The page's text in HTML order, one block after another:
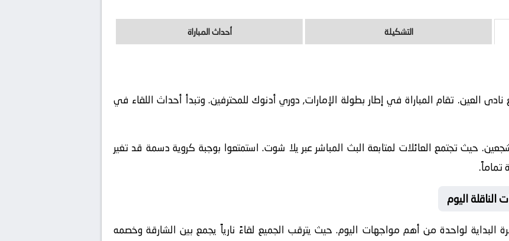
التشكيلة أحداث المباراة
06 نادى الشارقة مع نادى العين. تقام المباراة في إطار بطولة الإمارات, دوري أدنوك للمحترفين. وتبدأ أحداث اللقاء في
حيث تجتمع العائلات لمتابعة البث المباشر عبر يلا شوت. استمتعوا بوجبة كروية دسمة قد تغير
تماماً.
الناقلة اليوم
البداية لواحدة من أهم مواجهات اليوم. حيث يترقب الجميع لقاءً نارياً يجمع بين الشارقةوخصمه